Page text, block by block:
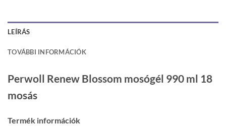
LEÍRÁS
TOVÁBBI INFORMÁCIÓK
Perwoll Renew Blossom mosógél 990 ml 18
mosás
Termék információk